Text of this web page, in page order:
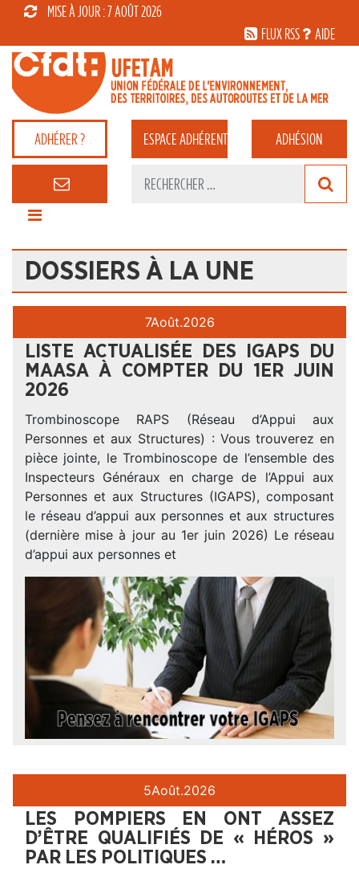
MISE À JOUR : 7 AOÛT 2026
FLUX RSS
AIDE
ADHÉRER ? ESPACEADHÉRENT ADHÉSION
DOSSIERS À LA UNE
7Août.2026
LISTE ACTUALISÉE DES IGAPS DU
MAASA À COMPTER DU 1ER JUIN
2026
Trombinoscope RAPS (Réseau d’Appui aux
Personnes et aux Structures) : Vous trouverez en
pièce jointe, le Trombinoscope de l’ensemble des
Inspecteurs Généraux en charge de l’Appui aux
Personnes et aux Structures (IGAPS), composant
le réseau d’appui aux personnes et aux structures
(dernière mise à jour au 1er juin 2026) Le réseau
d’appui aux personnes et
5Août.2026
LES POMPIERS EN ONT ASSEZ
D’ÊTRE QUALIFIÉS DE « HÉROS »
PAR LES POLITIQUES …